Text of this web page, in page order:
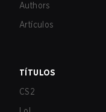
Authors
Artículos
TÍTULOS
CS2